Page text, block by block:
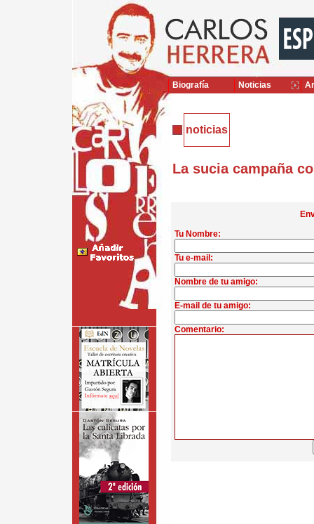
noticias
La sucia campaña
Tu Nombre:
Tu e-mail:
Nombre de tu amigo:
E-mail de tu amigo:
Comentario:
Biografía Noticias